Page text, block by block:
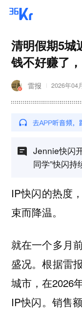
清明假期5城
钱不好赚了
雷报 2026年04
Jennie快闪
同学”快闪
IP快闪的热度
束而降温。
就在一个多月
盛况。根据雷
城市，在2026
IP快闪。销售